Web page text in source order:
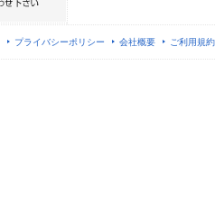
プライバシーポリシー 会社概要 ご利用規約